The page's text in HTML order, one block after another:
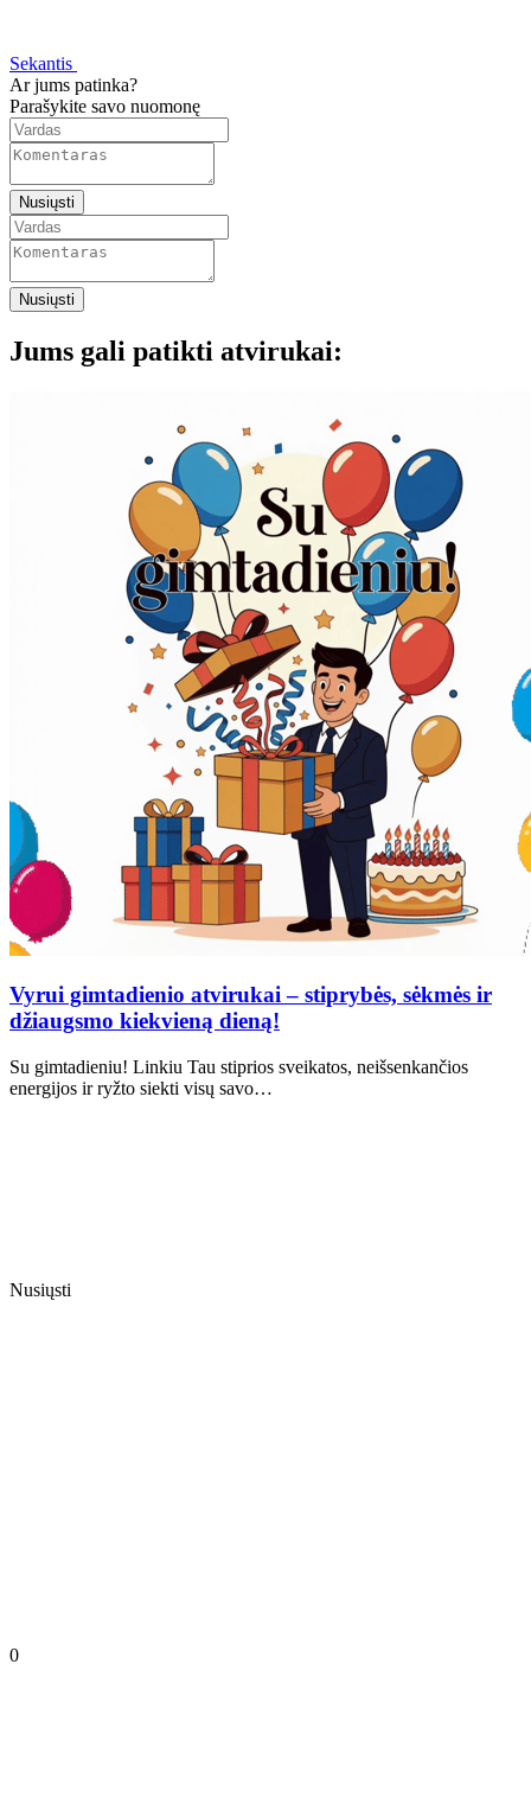
Sekantis
Ar jums patinka?
Parašykite savo nuomonę
Nusiųsti
Nusiųsti
Jums gali patikti atvirukai:
Vyrui gimtadienio atvirukai – stiprybės, sėkmės ir
džiaugsmo kiekvieną dieną!
Su gimtadieniu! Linkiu Tau stiprios sveikatos, neišsenkančios
energijos ir ryžto siekti visų savo…
Nusiųsti
0